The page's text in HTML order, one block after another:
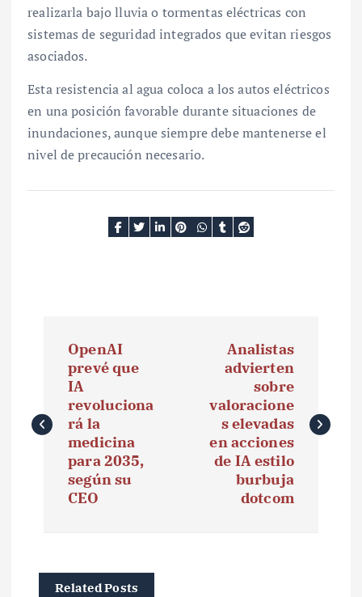
realizarla bajo lluvia o tormentas eléctricas con
sistemas de seguridad integrados que evitan riesgos
asociados.
Esta resistencia al agua coloca a los autos eléctricos
en una posición favorable durante situaciones de
inundaciones, aunque siempre debe mantenerse el
nivel de precaución necesario.
e
OpenAI
prevé que
IA
revoluciona
rá la
medicina
para 2035,
según su
CEO
Analistas
advierten
sobre
valoracione
s elevadas
en acciones
de IA estilo
burbuja
dotcom
Related Posts